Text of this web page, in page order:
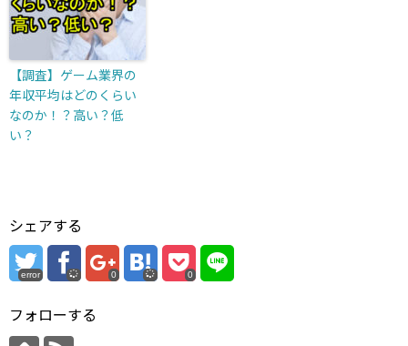
【調査】ゲーム業界の
年収平均はどのくらい
なのか！？高い？低
い？
シェアする
error 0 0
フォローする